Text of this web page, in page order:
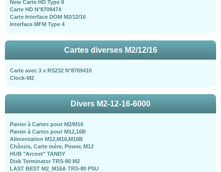
New Carte HD Type II
Carte HD N°8709474
Carte Interface DOM M2/12/16
Interface MFM Type 4
Cartes diverses M2/12/16
Carte avec 3 x RS232 N°8709410
Clock-M2
Divers M2-12-16-6000
Panier à Cartes pour M2/M16
Panier à Cartes pour M12,16B
Alimentation M12,M16,M16B
Châssis, Carte mère, Power, M12
HUB "Arcnet" TANDY
Disk Terminator TRS-80 M2
LAST BEST M2_M16A TRS-80 PSU